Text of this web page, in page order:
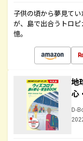
子供の頃から夢見て
が、島で出合うトロ
憶。
地
心
D-